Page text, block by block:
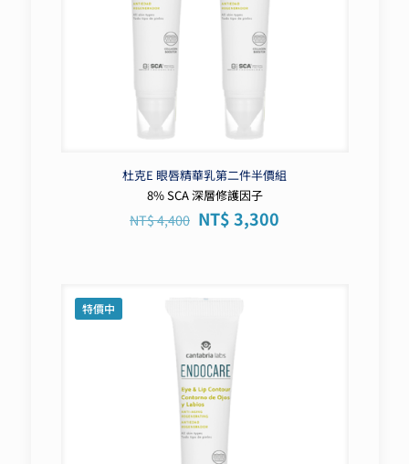
杜克E 眼唇精華乳第二件半價組
8% SCA 深層修護因子
NT$4,400 原
NT$3,300
特價中